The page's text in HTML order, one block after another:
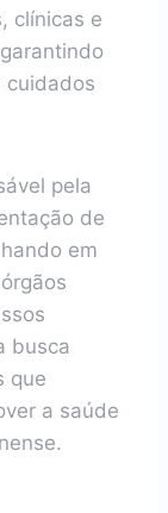
clínicas e
cuidados
pela
de
em
busca
que
a saúde